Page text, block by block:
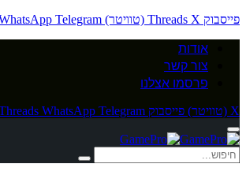
פייסבוק
Threads X (טוויטר) Telegram
אודות
צור קשר
פרסמו אצלנו
X (טוויטר) פייסבוק WhatsApp Telegram